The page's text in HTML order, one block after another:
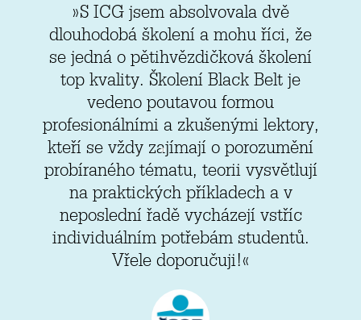
»S ICG jsem absolvovala dvě
dlouhodobá školení a mohu říci, že
se jedná o pětihvězdičková školení
top kvality. Školení Black Belt je
vedeno poutavou formou
profesionálními a zkušenými lektory,
kteří se vždy zajímají o porozumění
probíraného tématu, teorii vysvětlují
na praktických příkladech a v
neposlední řadě vycházejí vstříc
individuálním potřebám studentů.
Vřele doporučuji!«